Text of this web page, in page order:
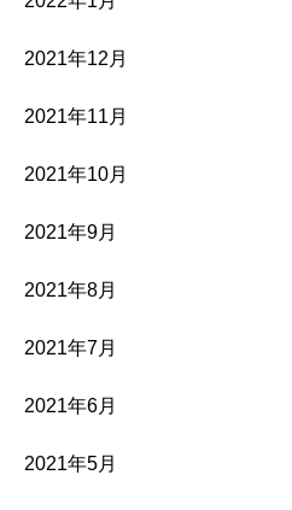
2021年12月
2021年11月
2021年10月
2021年9月
2021年8月
2021年7月
2021年6月
2021年5月